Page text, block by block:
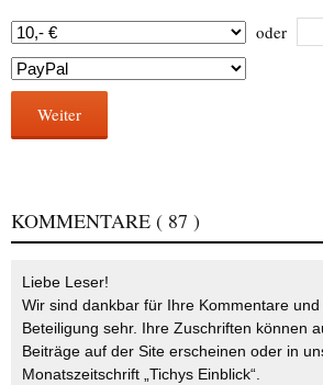
oder
Weiter
KOMMENTARE ( 87 )
Liebe Leser!
Wir sind dankbar für Ihre Kommentare
Beteiligung sehr. Ihre Zuschriften können
Beiträge auf der Site erscheinen oder in
Monatszeitschrift „Tichys Einblick“.